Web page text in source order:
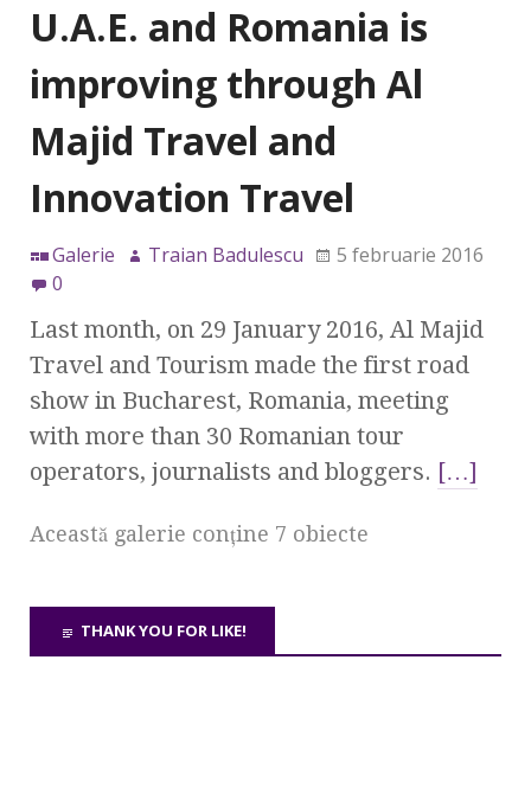
U.A.E. and Romania is
improving through Al
Majid Travel and
Innovation Travel
Galerie Traian Badulescu
5 februarie 2016
0
Last month, on 29 January 2016, Al Majid
Travel and Tourism made the first road
show in Bucharest, Romania, meeting
with more than 30 Romanian tour
operators, journalists and bloggers. […]
Această galerie conţine 7 obiecte
THANK YOU FOR LIKE!